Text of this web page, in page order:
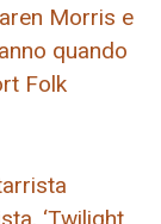
Morris e
quando
Folk
‘Twilight